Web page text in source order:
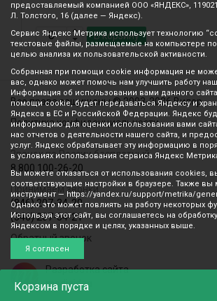
Корзина пуста
В корзину
Все права защищены © 2003-2026 Вилор
Политика конфиденциальности
Звонок по России бесплатный
8 800 100-26-20
Принимаем звонки
(846) 207-34-20
(846) 207-34-21
Обратный звонок
Разработка сайта
mediaidea
предоставляемый компанией ООО «ЯНДЕКС»,
Л. Толстого, 16 (далее — Яндекс).
Сервис Яндекс Метрика использует технологию
текстовые файлы, размещаемые на компьютере
целью анализа их пользовательской активности.
Собранная при помощи cookie информация не
вас, однако может помочь нам улучшить работу
Информация об использовании вами данного
помощи cookie, будет передаваться Яндексу и
Яндекса в ЕС и Российской Федерации. Яндекс
информацию для оценки использования вами
нас отчетов о деятельности нашего сайта, и
услуг. Яндекс обрабатывает эту информацию в
в условиях использования сервиса Яндекс
Вы можете отказаться от использования cookies,
соответствующие настройки в браузере. Также вы
инструмент — https://yandex.ru/support/metrika/
Однако это может повлиять на работу некоторых
Используя этот сайт, вы соглашаетесь на
Яндексом в порядке и целях, указанных выше.
Я согласен